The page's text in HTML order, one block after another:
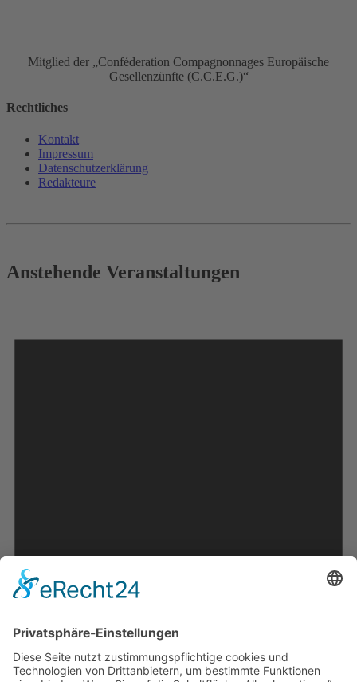
Mitglied der „Conféderation Compagnonnages Europäische
Gesellenzünfte (C.C.E.G.)“
Rechtliches
Kontakt
Impressum
Datenschutz­erklärung
Redakteure
Anstehende Veranstaltungen